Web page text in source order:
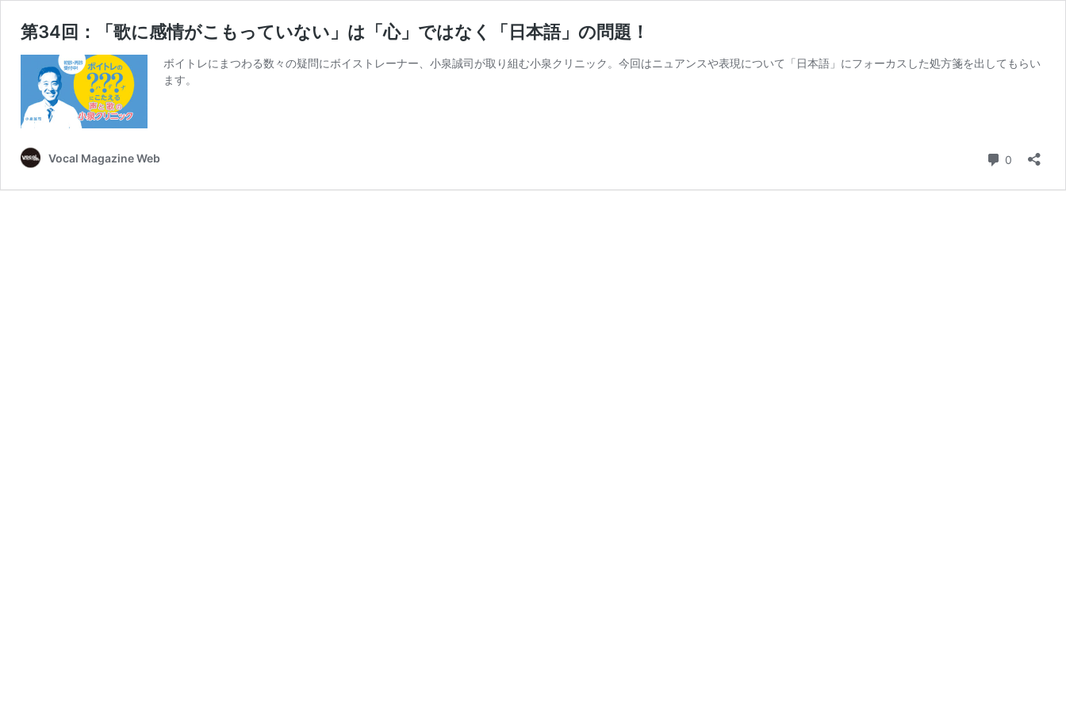
第34回：「歌に感情がこもっていない」は「心」ではなく「日本語」の問題！
ボイトレにまつわる数々の疑問にボイストレーナー、小泉誠司が取り組む小泉クリニック。今回はニュアンスや表現について「日本語」にフォーカスした処方箋を出してもらい
ます。
Vocal Magazine Web 0 Comments